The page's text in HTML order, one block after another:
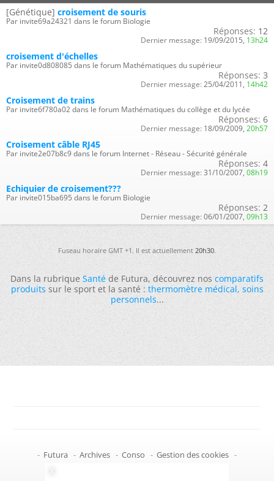
[Génétique] croisement de souris
Par invite69a24321 dans le forum Biologie
Réponses: 12
Dernier message: 19/09/2015, 13h24
croisement d'échelles
Par invite0d808085 dans le forum Mathématiques du supérieur
Réponses: 3
Dernier message: 25/04/2011, 14h42
Croisement de trains
Par invite6f780a02 dans le forum Mathématiques du collège et du lycée
Réponses: 6
Dernier message: 18/09/2009, 20h57
Croisement câble RJ45
Par invite2e07b8c9 dans le forum Internet - Réseau - Sécurité générale
Réponses: 4
Dernier message: 31/10/2007, 08h19
Echiquier de croisement???
Par invite015ba695 dans le forum Biologie
Réponses: 2
Dernier message: 06/01/2007, 09h13
Fuseau horaire GMT +1. Il est actuellement20h30.
Dans la rubriqueSantéde Futura, découvrez noscomparatifs
produitssur le sport et la santé :thermomètre médical,soins
personnels...
- Futura - Archives - Conso - Gestion des cookies -